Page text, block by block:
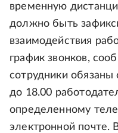
временную
должно быть
взаимодействия
график звонков,
сотрудники обязаны
до 18.00
определенному
электронной почте.